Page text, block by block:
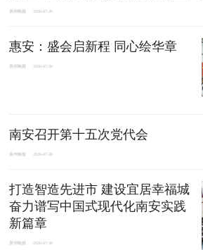
泉州晚报 2026-07-30
惠安：盛会启新程 同心绘华章
泉州晚报 2026-07-30
南安召开第十五次党代会
泉州晚报 2026-07-30
打造智造先进市 建设宜居幸福城
奋力谱写中国式现代化南安实践
新篇章
泉州晚报 2026-07-30